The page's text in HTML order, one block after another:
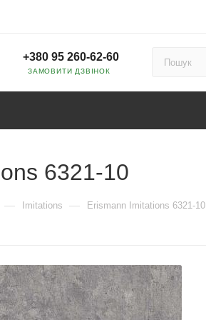
+380 95 260-62-60
ЗАМОВИТИ ДЗВІНОК
6321-10
— Imitations — Erismann Imitations 6321-10